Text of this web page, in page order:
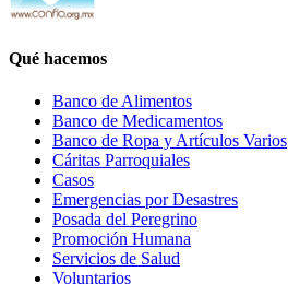
Qué hacemos
Banco de Alimentos
Banco de Medicamentos
Banco de Ropa y Artículos Varios
Cáritas Parroquiales
Casos
Emergencias por Desastres
Posada del Peregrino
Promoción Humana
Servicios de Salud
Voluntarios